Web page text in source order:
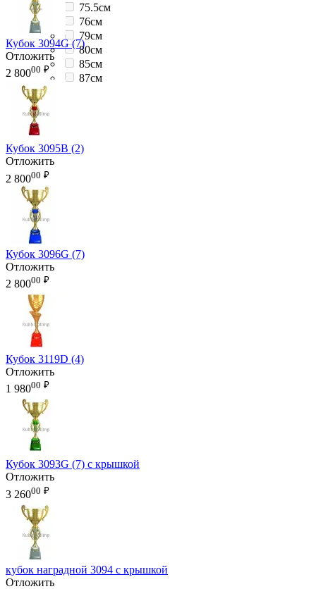
75.5см
76см
79см
80см
85см
87см
Кубок 3094G (7)
Отложить
2 80000 ₽
Кубок 3095B (2)
Отложить
2 80000 ₽
Кубок 3096G (7)
Отложить
2 80000 ₽
Кубок 3119D (4)
Отложить
1 98000 ₽
Кубок 3093G (7) с крышкой
Отложить
3 26000 ₽
кубок наградной 3094 с крышкой
Отложить